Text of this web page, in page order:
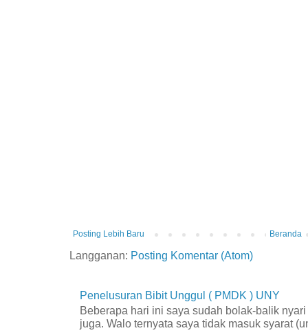
Posting Lebih Baru Beranda
Langganan: Posting Komentar (Atom)
Penelusuran Bibit Unggul ( PMDK ) UNY
Beberapa hari ini saya sudah bolak-balik
juga. Walo ternyata saya tidak masuk syarat